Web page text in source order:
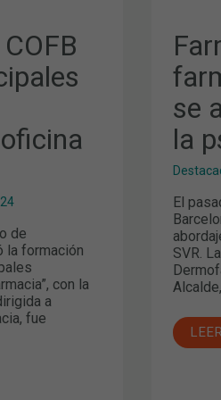
de
la formación
con la
a
fue
se
la
El
SVR.